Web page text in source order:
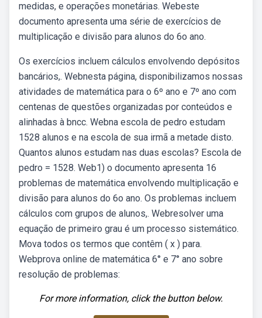
medidas, e operações monetárias. Webeste
documento apresenta uma série de exercícios de
multiplicação e divisão para alunos do 6o ano.
Os exercícios incluem cálculos envolvendo depósitos
bancários,. Webnesta página, disponibilizamos nossas
atividades de matemática para o 6º ano e 7º ano com
centenas de questões organizadas por conteúdos e
alinhadas à bncc. Webna escola de pedro estudam
1528 alunos e na escola de sua irmã a metade disto.
Quantos alunos estudam nas duas escolas? Escola de
pedro = 1528. Web1) o documento apresenta 16
problemas de matemática envolvendo multiplicação e
divisão para alunos do 6o ano. Os problemas incluem
cálculos com grupos de alunos,. Webresolver uma
equação de primeiro grau é um processo sistemático.
Mova todos os termos que contêm ( x ) para.
Webprova online de matemática 6° e 7° ano sobre
resolução de problemas:
For more information, click the button below.